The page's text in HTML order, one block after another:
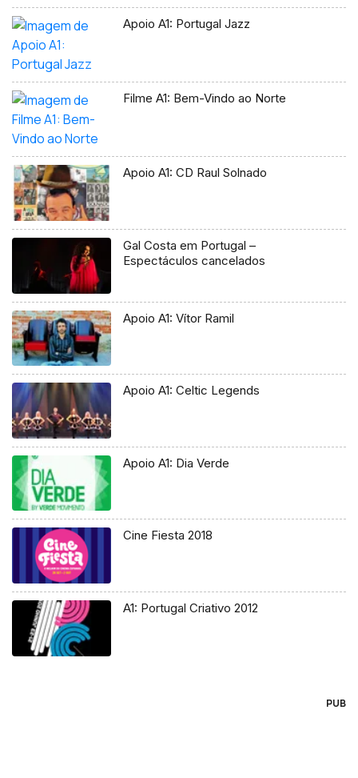
Apoio A1: Portugal Jazz
Filme A1: Bem-Vindo ao Norte
Apoio A1: CD Raul Solnado
Gal Costa em Portugal –
Espectáculos cancelados
Apoio A1: Vítor Ramil
Apoio A1: Celtic Legends
Apoio A1: Dia Verde
Cine Fiesta 2018
A1: Portugal Criativo 2012
PUB